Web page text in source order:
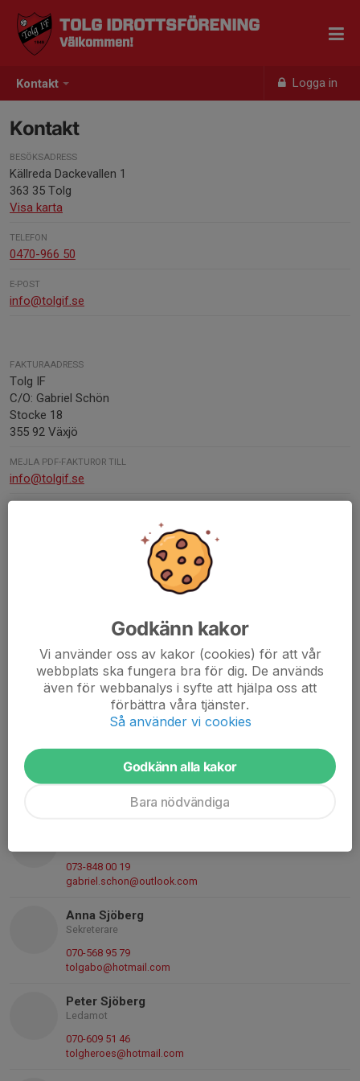
Kontakt Logga in
TOLG IDROTTSFÖRENING
Välkommen!
Kontakt
BESÖKSADRESS
Källreda Dackevallen 1
363 35 Tolg
Visa karta
TELEFON
0470-966 50
E-POST
info@tolgif.se
FAKTURAADRESS
Tolg IF
C/O: Gabriel Schön
Stocke 18
355 92 Växjö
MEJLA PDF-FAKTUROR TILL
info@tolgif.se
SWISH-NUMMER
123 634 4600
Kontaktpersoner
073-534 26 06
hans.klinted@gmail.com
073-848 00 19
gabriel.schon@outlook.com
Anna Sjöberg
Sekreterare
070-568 95 79
tolgabo@hotmail.com
Peter Sjöberg
Ledamot
070-609 51 46
tolgheroes@hotmail.com
Godkänn kakor
Vi använder oss av kakor (cookies) för att vår
webbplats ska fungera bra för dig. De används
även för webbanalys i syfte att hjälpa oss att
förbättra våra tjänster.
Så använder vi cookies
Godkänn alla kakor
Bara nödvändiga